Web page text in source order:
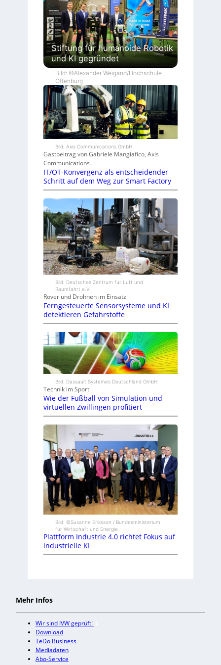
Stiftung für humanoide Robotik
und KI gegründet
Bild: ©Alexander Weigand/Hochschule
Offenburg
Bild: Axis Communications GmbH
Gastbeitrag von Gabriele Mangiafico, Axis
Communications
IT/OT-Konvergenz als entscheidender
Schritt auf dem Weg zur Smart Factory
Bild: Deutsches Zentrum für Luft und
Raumfahrt e.V.
Rover und Drohnen im Einsatz
Ferngesteuerte Sensorsysteme und KI
detektieren Gefahrstoffe
Bild: Dassault Systemes Deutschland GmbH
Technik im Sport
Wie der Fußball von Simulation und
virtuellen Zwillingen profitiert
Bild: ©Susanne Eriksson / Bundesministerium
für Wirtschaft und Energie
Plattform Industrie 4.0 richtet Fokus auf
industrielle KI
Mehr Infos
Wir sind IVW geprüft!
Download
TeDo Business
Mediadaten
Abo-Service